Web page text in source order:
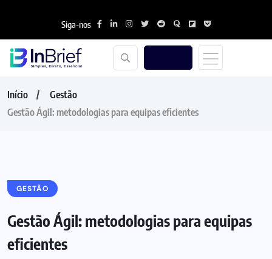
Siga-nos
Início
Gestão
Gestão Ágil: metodologias para equipas eficientes
GESTÃO
Gestão Ágil: metodologias para equipas
eficientes